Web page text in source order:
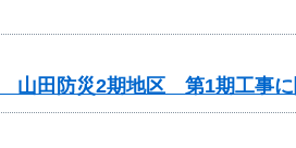
山田防災2期地区 第1期工事に